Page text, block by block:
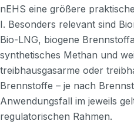
nEHS eine größere
I. Besonders relevant sind
Bio-LNG, biogene
synthetisches Methan und
treibhausgasarme oder
Brennstoffe – je nach
Anwendungsfall im jeweils
regulatorischen Rahmen.